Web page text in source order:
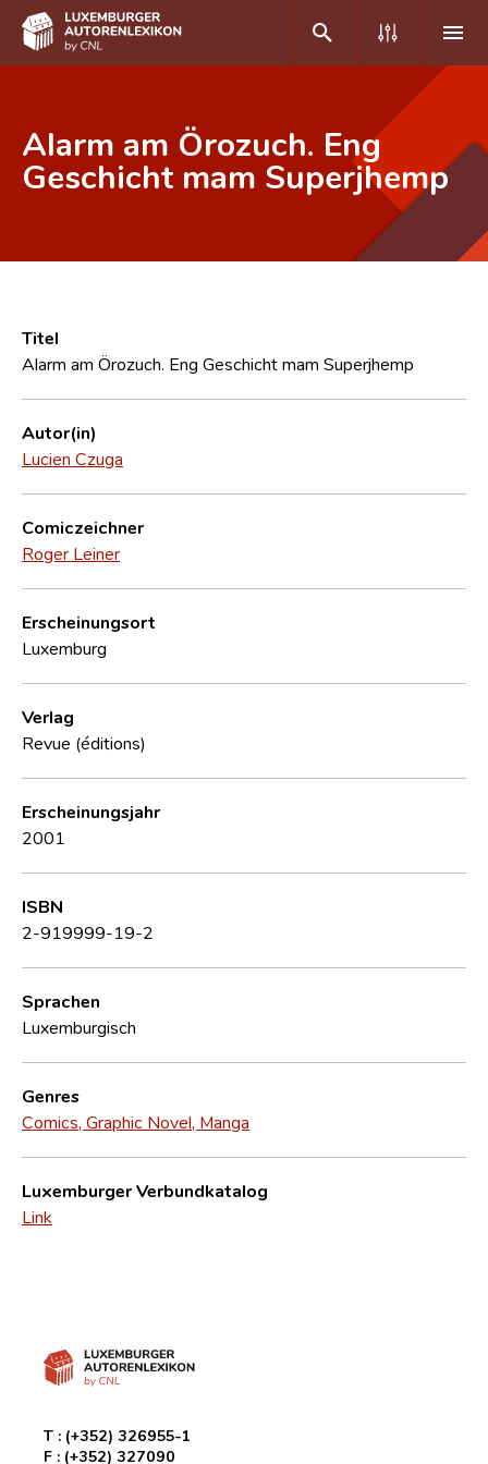
DE
Häufige Fragen und Antworten
CNL
Forschungsgruppe
Kontakt
Alarm am Örozuch. Eng
Geschicht mam Superjhemp
Titel
Alarm am Örozuch. Eng Geschicht mam Superjhemp
Autor(in)
Lucien Czuga
Comiczeichner
Roger Leiner
Erscheinungsort
Luxemburg
Verlag
Revue (éditions)
Erscheinungsjahr
2001
ISBN
2-919999-19-2
Sprachen
Luxemburgisch
Genres
Comics, Graphic Novel, Manga
Luxemburger Verbundkatalog
Link
T : (+352) 326955-1
F : (+352) 327090